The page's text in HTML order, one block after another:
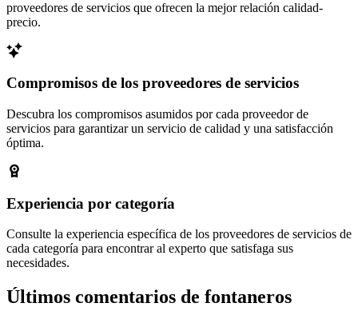
proveedores de servicios que ofrecen la mejor relación calidad-
precio.
Compromisos de los proveedores de servicios
Descubra los compromisos asumidos por cada proveedor de
servicios para garantizar un servicio de calidad y una satisfacción
óptima.
Experiencia por categoría
Consulte la experiencia específica de los proveedores de servicios de
cada categoría para encontrar al experto que satisfaga sus
necesidades.
Últimos comentarios de fontaneros